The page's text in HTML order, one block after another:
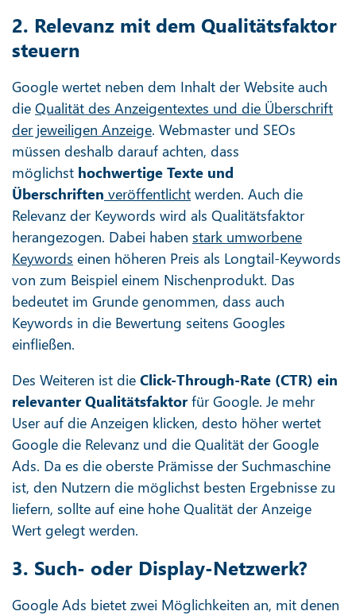
2. Relevanz mit dem Qualitätsfaktor
steuern
Google wertet neben dem Inhalt der Website auch
die Qualität des Anzeigentextes und die Überschrift
der jeweiligen Anzeige. Webmaster und SEOs
müssen deshalb darauf achten, dass
möglichst hochwertige Texte und
Überschriften veröffentlicht werden. Auch die
Relevanz der Keywords wird als Qualitätsfaktor
herangezogen. Dabei haben stark umworbene
Keywords einen höheren Preis als Longtail-Keywords
von zum Beispiel einem Nischenprodukt. Das
bedeutet im Grunde genommen, dass auch
Keywords in die Bewertung seitens Googles
einfließen.
Des Weiteren ist die Click-Through-Rate (CTR) ein
relevanter Qualitätsfaktor für Google. Je mehr
User auf die Anzeigen klicken, desto höher wertet
Google die Relevanz und die Qualität der Google
Ads. Da es die oberste Prämisse der Suchmaschine
ist, den Nutzern die möglichst besten Ergebnisse zu
liefern, sollte auf eine hohe Qualität der Anzeige
Wert gelegt werden.
3. Such- oder Display-Netzwerk?
Google Ads bietet zwei Möglichkeiten an, mit denen